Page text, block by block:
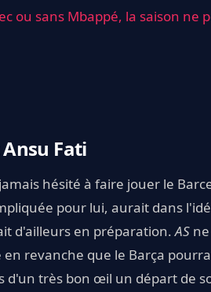
ou sans Mbappé, la saison ne
Fati
hésité à faire jouer le
pour lui, aurait dans
d'ailleurs en préparation.AS
revanche que le Barça
d'un très bon œil un départ de